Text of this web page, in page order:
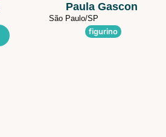
Paula Gascon
São Paulo/SP
figurino